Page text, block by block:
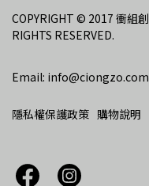
COPYRIGHT © 2017 衝組
RIGHTS RESERVED.
Email: info@ciongzo.com
隱私權保護政策 購物說明